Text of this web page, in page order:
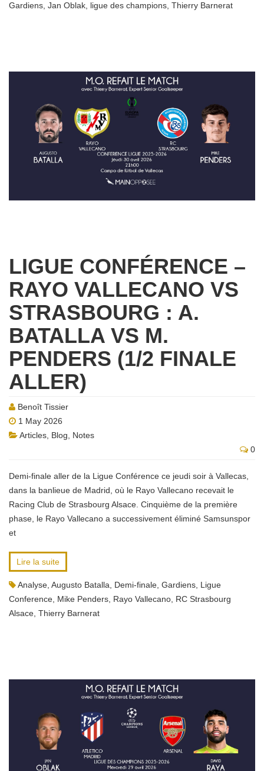
Gardiens Jan Oblak ligue des champions Thierry Barnerat
LIGUE CONFÉRENCE –
RAYO VALLECANO VS
STRASBOURG : A.
BATALLA VS M.
PENDERS (1/2 FINALE
ALLER)
Benoît Tissier
1 May 2026
Articles Blog
Notes
0
Demi-finale aller de la Ligue Conférence ce jeudi soir à Vallecas,
dans la banlieue de Madrid, où le Rayo Vallecano recevait le
Racing Club de Strasbourg Alsace. Cinquième de la première
phase, le Rayo Vallecano a successivement éliminé Samsunspor
et
Lire la suite
Analyse Augusto Batalla Demi-finale Gardiens Ligue
Conference Mike Penders Rayo Vallecano RC Strasbourg
Alsace Thierry Barnerat